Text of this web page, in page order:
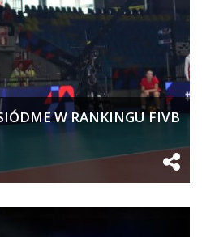
W RANKINGU FIVB